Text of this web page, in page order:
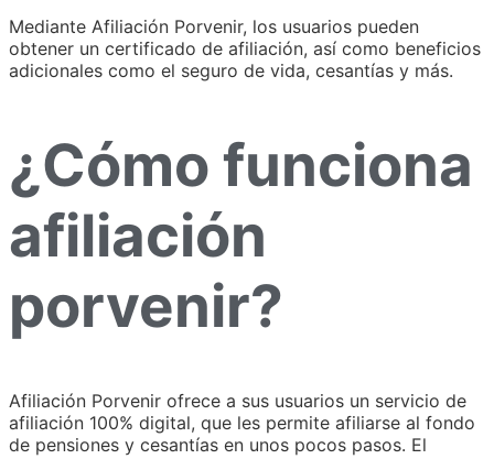
Mediante Afiliación Porvenir, los usuarios pueden
obtener un certificado de afiliación, así como beneficios
adicionales como el seguro de vida, cesantías y más.
¿Cómo funciona
afiliación
porvenir?
Afiliación Porvenir ofrece a sus usuarios un servicio de
afiliación 100% digital, que les permite afiliarse al fondo
de pensiones y cesantías en unos pocos pasos. El